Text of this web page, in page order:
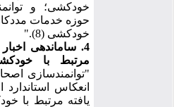
خودکشی؛ و
حوزه خدمات
خودکشی (8).
"
4. ساماندهی اخبار
مرتبط با
توانمندسازی
انعکاس استاندارد
یافته مرتبط با